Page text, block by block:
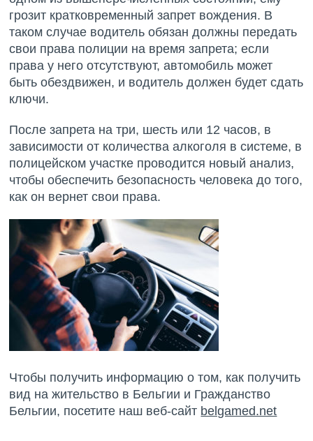
грозит кратковременный запрет вождения. В
таком случае водитель обязан должны передать
свои права полиции на время запрета; если
права у него отсутствуют, автомобиль может
быть обездвижен, и водитель должен будет сдать
ключи.
После запрета на три, шесть или 12 часов, в
зависимости от количества алкоголя в системе, в
полицейском участке проводится новый анализ,
чтобы обеспечить безопасность человека до того,
как он вернет свои права.
Чтобы получить информацию о том, как получить
вид на жительство в Бельгии и Гражданство
Бельгии, посетите наш веб-сайт belgamed.net